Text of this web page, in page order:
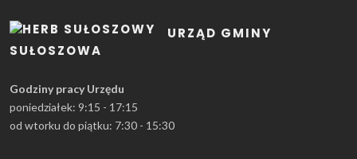
URZĄD GMINY
SUŁOSZOWA
Godziny pracy Urzędu
poniedziałek: 9:15 - 17:15
od wtorku do piątku: 7:30 - 15:30